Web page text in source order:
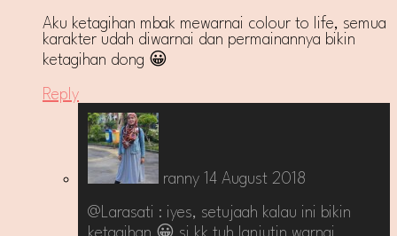
Aku ketagihan mbak mewarnai colour to life, semua
karakter udah diwarnai dan permainannya bikin
ketagihan dong 😀
Reply
ranny 14 August 2018
@Larasati : iyes, setujaah kalau ini bikin